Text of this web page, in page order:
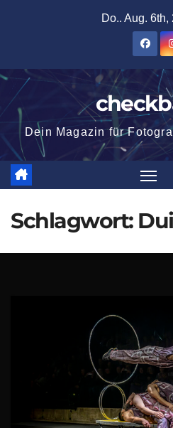
Do.. Aug. 6th,
Dein Magazin für
Schlagwort: